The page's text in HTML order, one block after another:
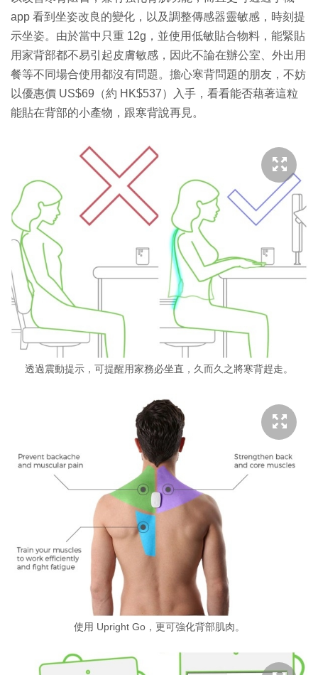
app 看到坐姿改良的變化，以及調整傳感器靈敏感，時刻提
示坐姿。由於當中只重 12g，並使用低敏貼合物料，能緊貼
用家背部都不易引起皮膚敏感，因此不論在辦公室、外出用
餐等不同場合使用都沒有問題。擔心寒背問題的朋友，不妨
以優惠價 US$69（約 HK$537）入手，看看能否藉著這粒
能貼在背部的小產物，跟寒背說再見。
透過震動提示，可提醒用家務必坐直，久而久之將寒背趕走。
使用 Upright Go，更可強化背部肌肉。